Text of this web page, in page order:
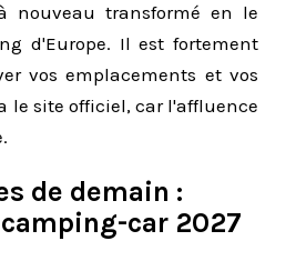
nouveau transformé en le
d'Europe. Il est fortement
vos emplacements et vos
le site officiel, car l'affluence
de demain :
car 2027